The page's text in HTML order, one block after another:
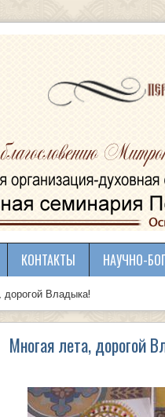
КОНТАКТЫ НАУЧНО-
Владыка!
Многая лета, дорогой